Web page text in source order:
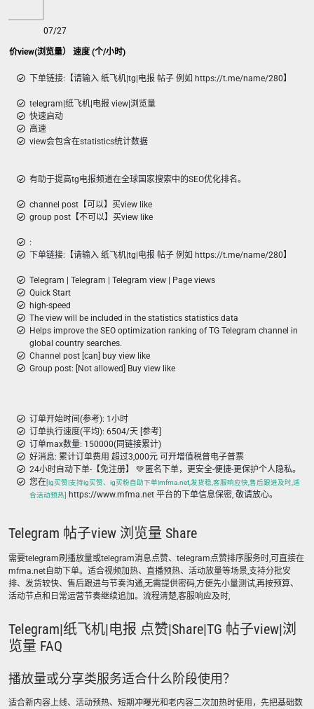
Telegram|纸飞机|TG|电报 特价view(浏览量） 速度 (个/小时)
07/27
下单链接:【请输入 纸飞机|tg|电报 帖子 例如 https://t.me/name/280】
telegram|纸飞机|电报 view|浏览量
快速启动
高速
view会包含在statistics统计数据
有助于提高tg电报频道在全球国家搜索中的SEO优化排名。
channel post【可以】买view like
group post【不可以】买view like
:
下单链接:【请输入 纸飞机|tg|电报 帖子 例如 https://t.me/name/280】
Telegram | Telegram | Telegram view | Page views
Quick Start
high-speed
The view will be included in the statistics statistics data
Helps improve the SEO optimization ranking of TG Telegram channel in
global country searches.
Channel post [can] buy view like
Group post: [Not allowed] Buy view like
订单开始时间(参考): 1小时
订单执行速度(平均): 6504/天 [参考]
订单max数量: 150000(同链接累计)
好消息: 累计订单费用 超过3,000元 可开增值税普电子普票
24小时自动下单-【免注册】 💚 匿名下单，更安全-便捷-更保护个人隐私。
您在[ig买赞|支持ig买赞、ig买粉自助下单|mfma.net,发货稳,客服响应快,售后跟进及时,适
合活动预热]
https://www.mfma.net 平台的下单信息保密, 敬请放心。
Telegram 帖子view 浏览量 Share
需要telegram刷播放量或telegram消息点赞、telegram点赞排序服务时,可直接在
mfma.net自助下单。适合视频加热、直播预热、活动放量等场景,支持分批安
排、发货较快、售后跟进与节奏沟通,无需提供密码,方便先小量测试,再按预算、
活动节点和日常运营节奏继续追加。流程清楚,客服响应及时,
Telegram|纸飞机|电报 点赞|Share|TG 帖子view|浏
览量 FAQ
播放量或分享类服务适合什么阶段使用？
适合新内容上线、活动预热、短期冲曝光和老内容二次加热时使用，先把基础数